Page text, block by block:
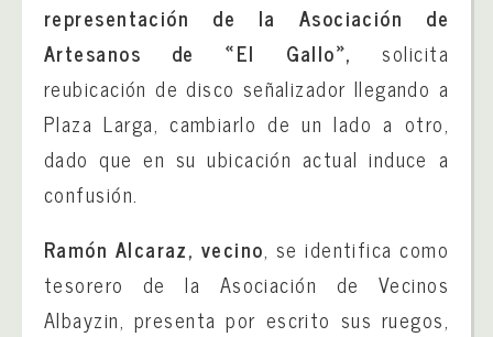
representación de la Asociación de
Artesanos de «El Gallo»,solicita
reubicación de disco señalizador llegando a
Plaza Larga, cambiarlo de un lado a otro,
dado que en su ubicación actual induce a
confusión.
Ramón Alcaraz, vecino, se identifica como
tesorero de la Asociación de Vecinos
Albayzin, presenta por escrito sus ruegos,